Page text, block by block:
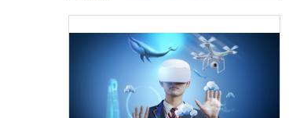
部冠军之辈 《星球大战隐藏
的中也寻来几个传统品牌'光环